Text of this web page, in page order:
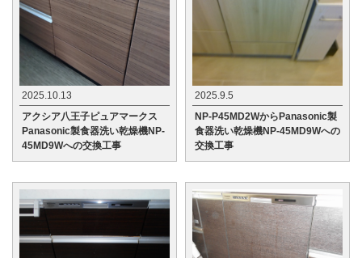
2025.10.13
アクシア八王子ピュアマークス
Panasonic製食器洗い乾燥機NP-
45MD9Wへの交換工事
2025.9.5
NP-P45MD2WからPanasonic製
食器洗い乾燥機NP-45MD9Wへの
交換工事